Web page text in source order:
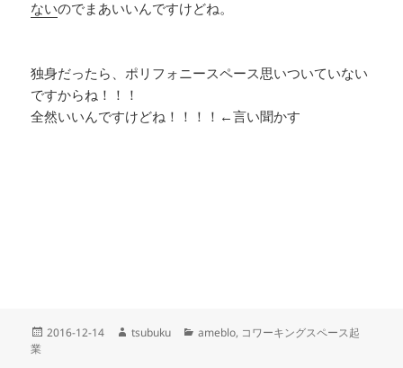
ないのでまあいいんですけどね。
独身だったら、ポリフォニースペース思いついていない
ですからね！！！
全然いいんですけどね！！！！←言い聞かす
投
2016-12-14
作
tsubuku
カ
ameblo, コワーキングスペース起
業